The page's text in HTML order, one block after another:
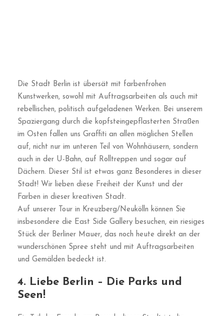
Ein Teil der Freude am Besuch dieser Stadt ist die
Natur. Berlin ist als eine sehr grüne Stadt bekannt, vor
allem im Frühling und Sommer. Während unserer
Gründe, warum Sie Berlin lieben werden
, können wir dies
aus erster Hand erfahren, während wir durch die
Grünanlagen wandern und die Stille und Ruhe genießen,
die diese Gebiete bieten.
Ein Muss in Berlin sind auch die Seen wie der Lietzensee
und der Weißensee. Ideal für Picknicks und
Familienausflüge. Im Weißensee kann man sogar
schwimmen. Am Ende unserer Touren oder währenddessen
können Sie uns gerne nach den Seen fragen, die wir für
verschiedene Aktivitäten empfehlen. Denken Sie an
Bootsfahrten, Schwimmen, Sonnenbaden, usw.
Das sind unsere schnellen 4 Gründe, Berlin zu lieben und
zu besuchen.